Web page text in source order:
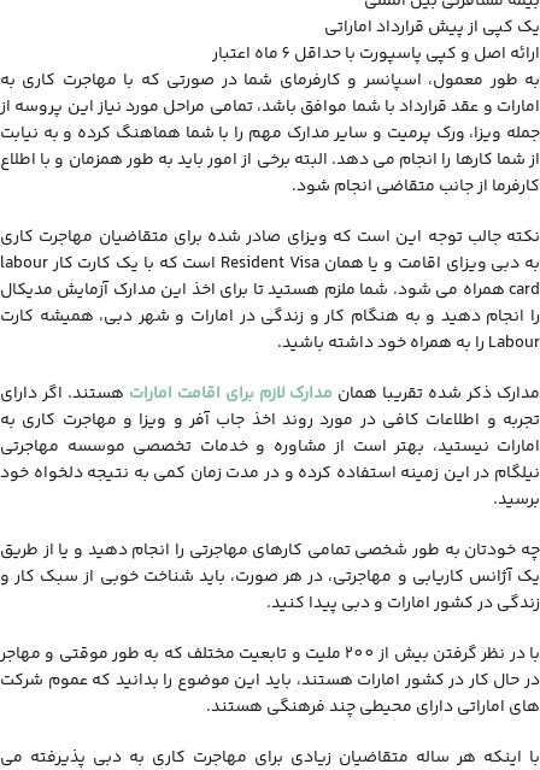
یک کپی از پیش قرارداد اماراتی
ارائه اصل و کپی پاسپورت با حداقل 6 ماه اعتبار
به طور معمول، اسپانسر و کارفرمای شما در صورتی که با مهاجرت کاری به
امارات و عقد قرارداد با شما موافق باشد، تمامی مراحل مورد نیاز این پروسه از
جمله ویزا، ورک پرمیت و سایر مدارک مهم را با شما هماهنگ کرده و به نیابت
از شما کارها را انجام می دهد. البته برخی از امور باید به طور همزمان و با اطلاع
کارفرما از جانب متقاضی انجام شود.
نکته جالب توجه این است که ویزای صادر شده برای متقاضیان مهاجرت کاری
به دبی ویزای اقامت و یا همان Resident Visa است که با یک کارت کار labour
card همراه می شود. شما ملزم هستید تا برای اخذ این مدارک آزمایش مدیکال
را انجام دهید و به هنگام کار و زندگی در امارات و شهر دبی، همیشه کارت
Labour را به همراه خود داشته باشید.
مدارک ذکر شده تقریبا همان مدارک لازم برای اقامت امارات هستند. اگر دارای
تجربه و اطلاعات کافی در مورد روند اخذ جاب آفر و ویزا و مهاجرت کاری به
امارات نیستید، بهتر است از مشاوره و خدمات تخصصی موسسه مهاجرتی
نیلگام در این زمینه استفاده کرده و در مدت زمان کمی به نتیجه دلخواه خود
برسید.
چه خودتان به طور شخصی تمامی کارهای مهاجرتی را انجام دهید و یا از طریق
یک آژانس کاریابی و مهاجرتی، در هر صورت، باید شناخت خوبی از سبک کار و
زندگی در کشور امارات و دبی پیدا کنید.
با در نظر گرفتن بیش از 200 ملیت و تابعیت مختلف که به طور موقتی و مهاجر
در حال کار در کشور امارات هستند، باید این موضوع را بدانید که عموم شرکت
های اماراتی دارای محیطی چند فرهنگی هستند.
با اینکه هر ساله متقاضیان زیادی برای مهاجرت کاری به دبی پذیرفته می